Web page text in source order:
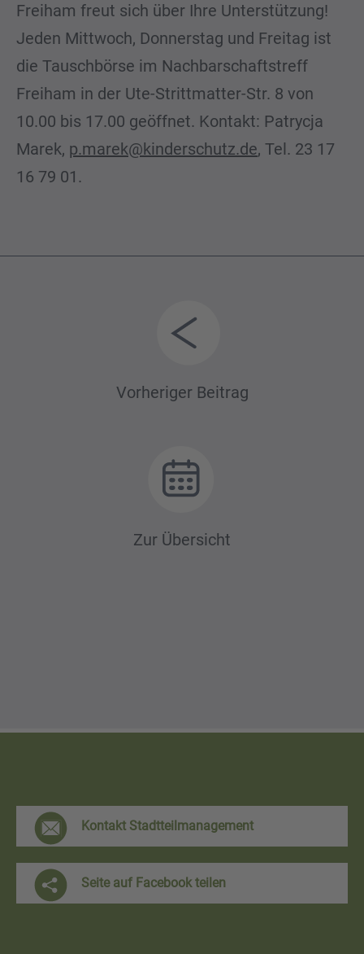
Freiham freut sich über Ihre Unterstützung!
Jeden Mittwoch, Donnerstag und Freitag ist
die Tauschbörse im Nachbarschaftstreff
Freiham in der Ute-Strittmatter-Str. 8 von
10.00 bis 17.00 geöffnet. Kontakt: Patrycja
Marek, p.marek@kinderschutz.de, Tel. 23 17
16 79 01.
Beitrags-
Vorheriger Beitrag
Zur Übersicht
F
r
e
i
Kontakt Stadtteilmanagement
Seite auf Facebook teilen